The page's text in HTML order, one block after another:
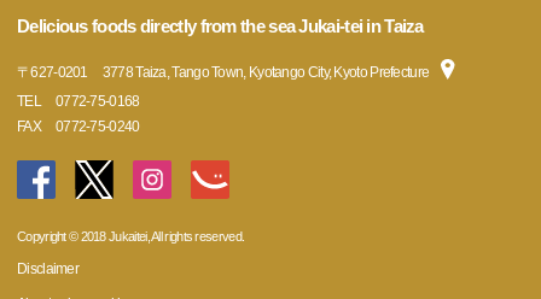
Delicious foods directly from the sea Jukai-tei in Taiza
〒627-0201
3778 Taiza, Tango Town, Kyotango City, Kyoto Prefecture
TEL
0772-75-0168
FAX
0772-75-0240
Copyright © 2018 Jukaitei, All rights reserved.
Disclaimer